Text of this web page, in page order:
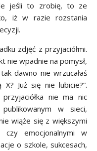
jeśli to zrobię, to ze
iż w razie rozstania
zdjęć z przyjaciółmi.
nie wpadnie na pomysł,
dawno nie wrzucałaś
Już się nie lubicie?”.
nie ma nic
w sieci,
wiąże się z większymi
czy emocjonalnymi w
o szkole, sukcesach,